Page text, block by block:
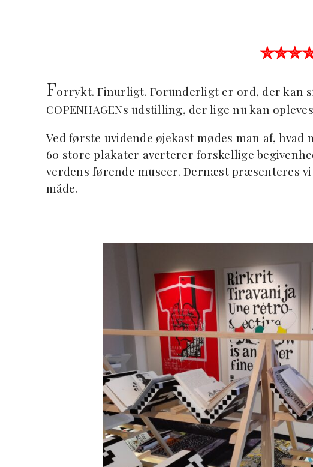
Forrykt. Finurligt. Forunderligt er ord, der kan
COPENHAGENs udstilling, der lige nu kan opleves
Ved første uvidende øjekast mødes man af,
60 store plakater averterer forskellige
verdens førende museer. Dernæst præsenteres
måde.